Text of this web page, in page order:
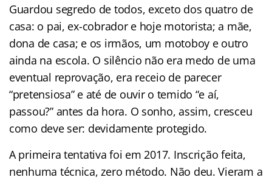
Guardou segredo de todos, exceto dos quatro de
casa: o pai, ex-cobrador e hoje motorista; a mãe,
dona de casa; e os irmãos, um motoboy e outro
ainda na escola. O silêncio não era medo de uma
eventual reprovação, era receio de parecer
“pretensiosa” e até de ouvir o temido “e aí,
passou?” antes da hora. O sonho, assim, cresceu
como deve ser: devidamente protegido.
A primeira tentativa foi em 2017. Inscrição feita,
nenhuma técnica, zero método. Não deu. Vieram a